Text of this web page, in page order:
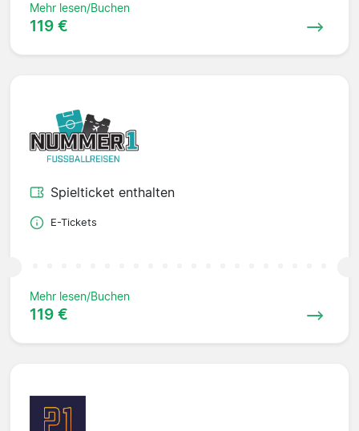
Mehr lesen/Buchen
119 €
Spielticket enthalten
E-Tickets
Mehr lesen/Buchen
119 €